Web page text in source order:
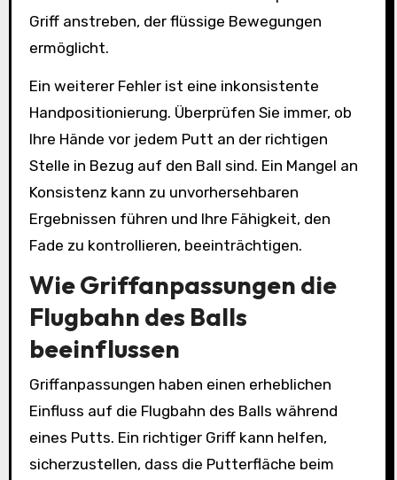
Griff anstreben, der flüssige Bewegungen
ermöglicht.
Ein weiterer Fehler ist eine inkonsistente
Handpositionierung. Überprüfen Sie immer, ob
Ihre Hände vor jedem Putt an der richtigen
Stelle in Bezug auf den Ball sind. Ein Mangel an
Konsistenz kann zu unvorhersehbaren
Ergebnissen führen und Ihre Fähigkeit, den
Fade zu kontrollieren, beeinträchtigen.
Wie Griffanpassungen die
Flugbahn des Balls
beeinflussen
Griffanpassungen haben einen erheblichen
Einfluss auf die Flugbahn des Balls während
eines Putts. Ein richtiger Griff kann helfen,
sicherzustellen, dass die Putterfläche beim